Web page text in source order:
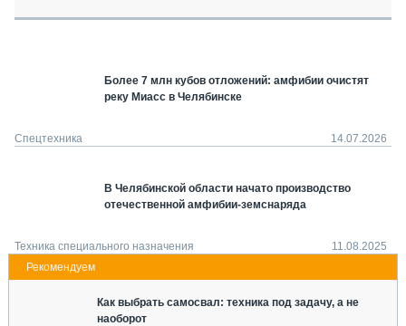
СТАТЬИ ПО КАТЕГОРИЯМ ТЕХНИКИ
Более 7 млн кубов отложений: амфибии очистят
реку Миасс в Челябинске
Спецтехника 14.07.2026
В Челябинской области начато производство
отечественной амфибии-земснаряда
Техника специального назначения 11.08.2025
Как выбрать самосвал: техника под задачу, а не
наоборот